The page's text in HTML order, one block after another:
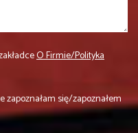
O Firmie/Polityka
zapoznałam się/zapoznałem